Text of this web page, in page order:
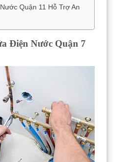
Quận 11 Hỗ Trợ An
Điện Nước Quận 7